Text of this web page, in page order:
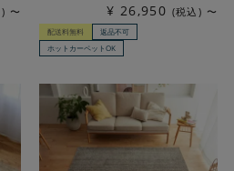
〜 ¥ 26,950 税込 〜
配送料無料
返品不可
ホットカーペットOK